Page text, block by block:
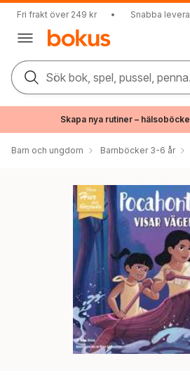
Fri frakt över 249 kr • Snabba
Sök bok, spel, pussel,
Skapa nya rutiner –
Barn och ungdom Barnböcker 3-6 år